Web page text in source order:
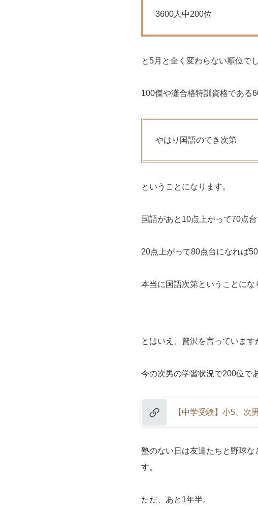
3600人中200位
と5月と全く変わらない順位でし
100傑や灘合格特訓資格である
やはり国語のでき次第
ということになります。
国語があと10点上がって70点台
20点上がって80点台になれば
本当に国語次第ということにな
とはいえ、贅沢を言っています
今の次男の学習状況で200位で
【中学受験】小5、次
塾のない日は友達たちと野球
す。
ただ、あと1年半。